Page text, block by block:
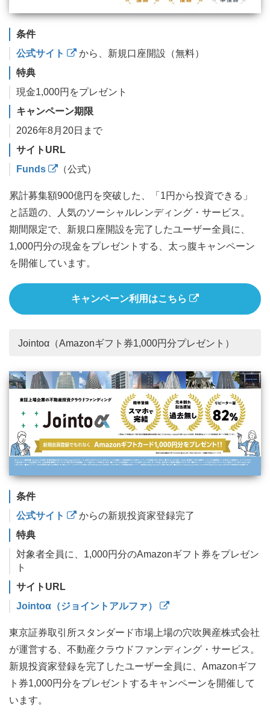
条件
公式サイト
から、新規口座開設（無料）
特典
現金1,000円をプレゼント
キャンペーン期限
2026年8月20日まで
サイトURL
Funds
（公式）
累計募集額900億円を突破した、「1円から投資できる」
と話題の、人気のソーシャルレンディング・サービス。
期間限定で、新規口座開設を完了したユーザー全員に、
1,000円分の現金をプレゼントする、太っ腹キャンペーン
を開催しています。
キャンペーン利用はこちら
Jointoα（Amazonギフト券1,000円分プレゼント）
条件
公式サイト
からの新規投資家登録完了
特典
対象者全員に、1,000円分のAmazonギフト券をプレゼン
ト
サイトURL
Jointoα（ジョイントアルファ）
東京証券取引所スタンダード市場上場の穴吹興産株式会社
が運営する、不動産クラウドファンディング・サービス。
新規投資家登録を完了したユーザー全員に、Amazonギフ
ト券1,000円分をプレゼントするキャンペーンを開催して
います。